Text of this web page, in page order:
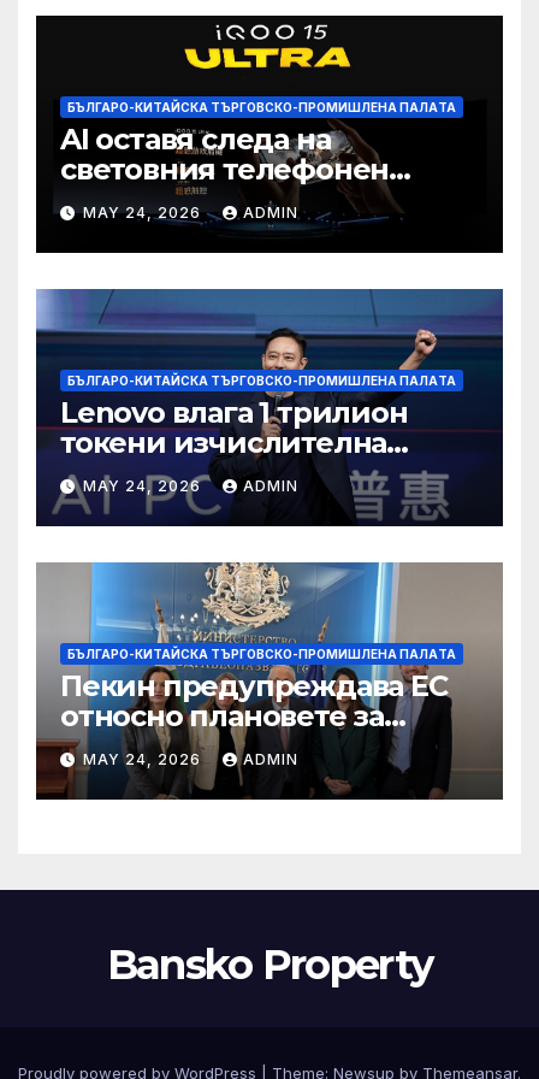
БЪЛГАРО-КИТАЙСКА ТЪРГОВСКО-ПРОМИШЛЕНА ПАЛAТА
AI оставя следа на
световния телефонен
пазар
MAY 24, 2026 ADMIN
БЪЛГАРО-КИТАЙСКА ТЪРГОВСКО-ПРОМИШЛЕНА ПАЛAТА
Lenovo влага 1 трилион
токени изчислителна
мощност в AI екосистемата
MAY 24, 2026 ADMIN
БЪЛГАРО-КИТАЙСКА ТЪРГОВСКО-ПРОМИШЛЕНА ПАЛAТА
Пекин предупреждава ЕС
относно плановете за
насочване към китайски
продукти
MAY 24, 2026 ADMIN
Bansko Property
Proudly powered by WordPress Theme: Newsup by Themeansar.